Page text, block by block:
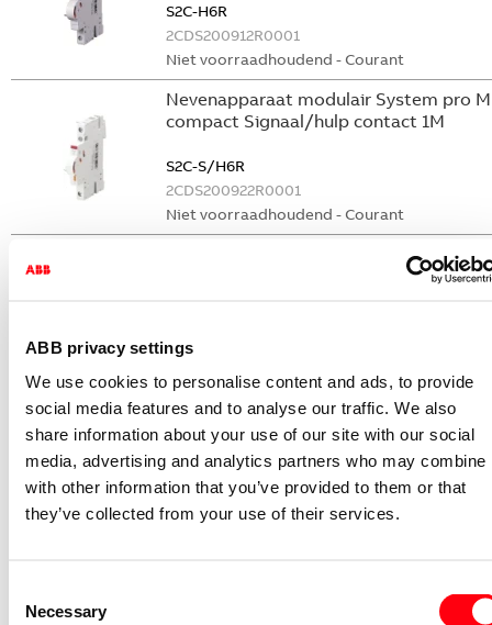
ABB privacy settings
We use cookies to personalise content and ads, to provide
social media features and to analyse our traffic. We also
share information about your use of our site with our social
media, advertising and analytics partners who may combine
with other information that you’ve provided to them or that
they’ve collected from your use of their services.
Selection
Necessary
S2C-H6R
2CDS200912R0001
Niet voorraadhoudend - Courant
Nevenapparaat modulair System pro M
compact Signaal/hulp contact 1M
S2C-S/H6R
2CDS200922R0001
Niet voorraadhoudend - Courant
Nevenapparaat modulair System pro M
2CDS200946R0001
Nevenapparaat modulair System pro M
compact Hulpcontact 1M+1V
2CDS200936R0001
Niet voorraadhoudend - Courant